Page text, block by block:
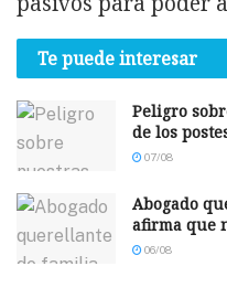
Te puede interesar
Peligro
de los
07/08
Abogado
afirma que
06/08